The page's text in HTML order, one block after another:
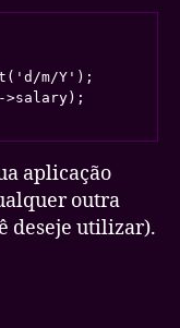
m/Y');
>salary);
aplicação
outra
deseje utilizar).